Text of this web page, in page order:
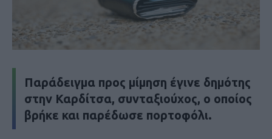
Παράδειγμα προς μίμηση έγινε δημότης
στην Καρδίτσα, συνταξιούχος, ο οποίος
βρήκε και παρέδωσε πορτοφόλι.